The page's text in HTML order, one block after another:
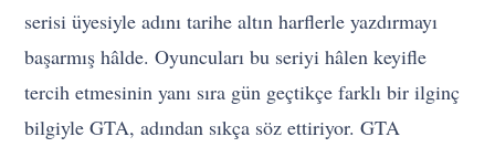
serisi üyesiyle adını tarihe altın harflerle yazdırmayı
başarmış hâlde. Oyuncuları bu seriyi hâlen keyifle
tercih etmesinin yanı sıra gün geçtikçe farklı bir ilginç
bilgiyle GTA, adından sıkça söz ettiriyor. GTA